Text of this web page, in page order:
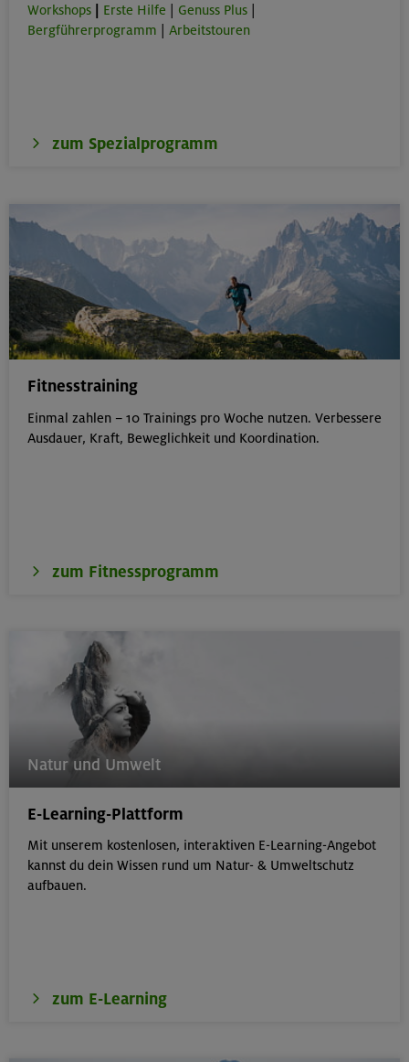
Workshops
Erste Hilfe Genuss Plus
Bergführerprogramm
Arbeitstouren
zum Spezialprogramm
Fitnesstraining
Einmal zahlen – 10 Trainings pro Woche nutzen. Verbessere
Ausdauer, Kraft, Beweglichkeit und Koordination.
zum Fitnessprogramm
Natur und Umwelt
E-Learning-Plattform
Mit unserem kostenlosen, interaktiven E-Learning-Angebot
kannst du dein Wissen rund um Natur- & Umweltschutz
aufbauen.
zum E-Learning